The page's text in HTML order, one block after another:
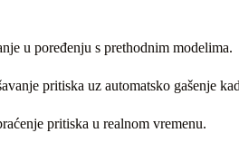
u poređenju s prethodnim modelima.
pritiska uz automatsko gašenje
pritiska u realnom vremenu.